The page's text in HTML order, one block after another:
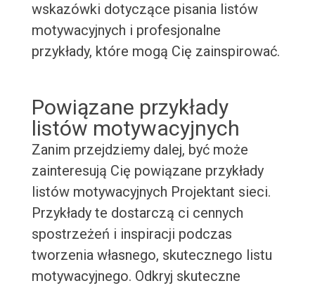
wskazówki dotyczące pisania listów
motywacyjnych i profesjonalne
przykłady, które mogą Cię zainspirować.
Powiązane przykłady
listów motywacyjnych
Zanim przejdziemy dalej, być może
zainteresują Cię powiązane przykłady
listów motywacyjnych Projektant sieci.
Przykłady te dostarczą ci cennych
spostrzeżeń i inspiracji podczas
tworzenia własnego, skutecznego listu
motywacyjnego. Odkryj skuteczne